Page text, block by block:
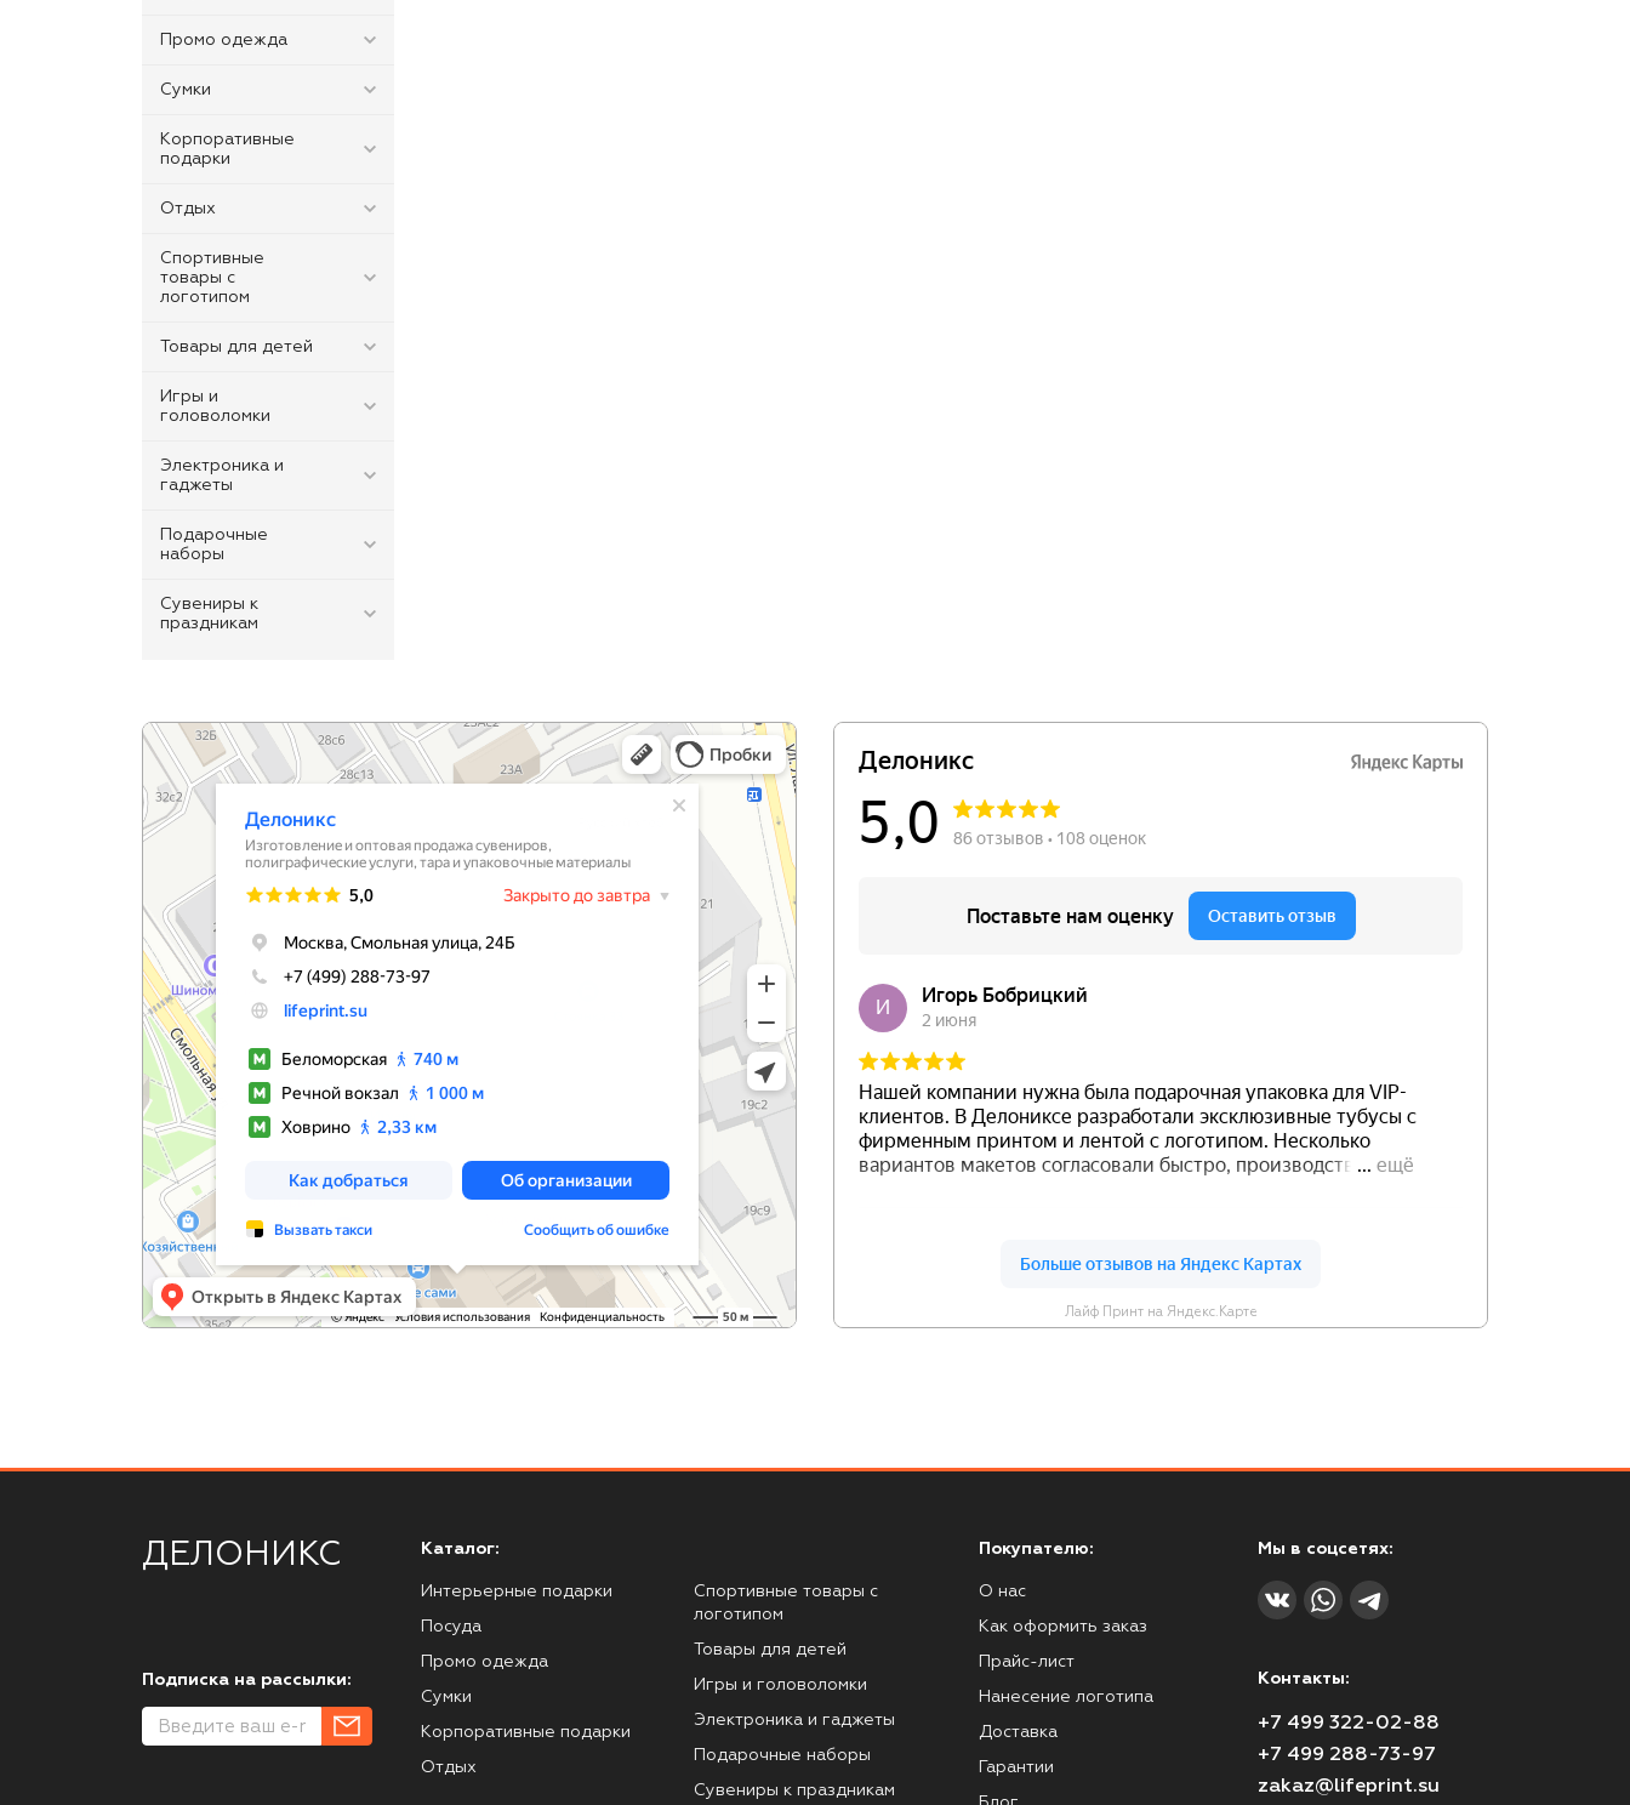
Промо одежда
Сумки
Корпоративные
подарки
Отдых
Спортивные
товары с
логотипом
Товары для детей
Игры и
головоломки
Электроника и
гаджеты
Подарочные
наборы
Сувениры к
праздникам
Лайф Принт на Яндекс.Карте
ДЕЛОНИКС
Подписка на рассылки:
Каталог:
Интерьерные подарки
Посуда
Промо одежда
Сумки
Корпоративные подарки
Отдых
Спортивные товары с
логотипом
Товары для детей
Игры и головоломки
Электроника и гаджеты
Подарочные наборы
Сувениры к праздникам
Покупателю:
О нас
Как оформить заказ
Прайс-лист
Нанесение логотипа
Доставка
Гарантии
Мы в соцсетях:
Контакты:
+7 499 322-02-88
+7 499 288-73-97
zakaz@lifeprint.su